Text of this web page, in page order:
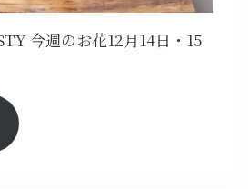
今週のお花12月14日・15